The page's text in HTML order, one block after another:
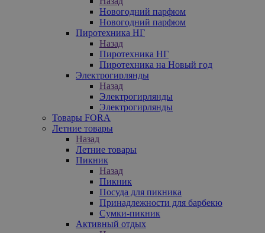
Новогодний парфюм
Новогодний парфюм
Пиротехника НГ
Назад
Пиротехника НГ
Пиротехника на Новый год
Электрогирлянды
Назад
Электрогирлянды
Электрогирлянды
Товары FORA
Летние товары
Назад
Летние товары
Пикник
Назад
Пикник
Посуда для пикника
Принадлежности для барбекю
Сумки-пикник
Активный отдых